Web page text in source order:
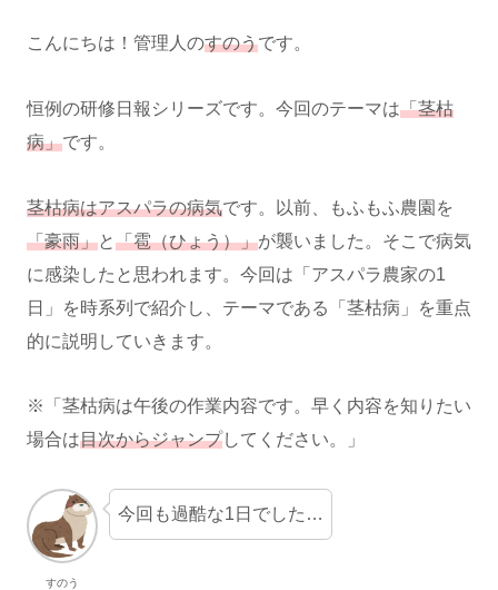
こんにちは！管理人のすのうです。
恒例の研修日報シリーズです。今回のテーマは「茎枯
病」です。
茎枯病はアスパラの病気です。以前、もふもふ農園を
「豪雨」と「雹（ひょう）」が襲いました。そこで病気
に感染したと思われます。今回は「アスパラ農家の1
日」を時系列で紹介し、テーマである「茎枯病」を重点
的に説明していきます。
※「茎枯病は午後の作業内容です。早く内容を知りたい
場合は目次からジャンプしてください。」
すのう
今回も過酷な1日でした…